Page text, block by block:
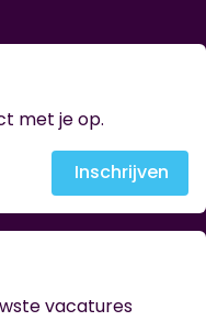
met je op.
Inschrijven
vacatures